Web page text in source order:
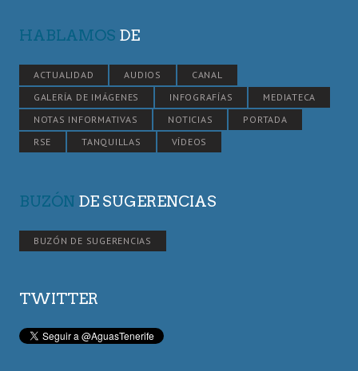
HABLAMOS DE
ACTUALIDAD AUDIOS
CANAL
GALERÍA DE IMÁGENES
INFOGRAFÍAS
MEDIATECA
NOTAS INFORMATIVAS
NOTICIAS
PORTADA
RSE
TANQUILLAS VÍDEOS
BUZÓN DE SUGERENCIAS
BUZÓN DE SUGERENCIAS
TWITTER